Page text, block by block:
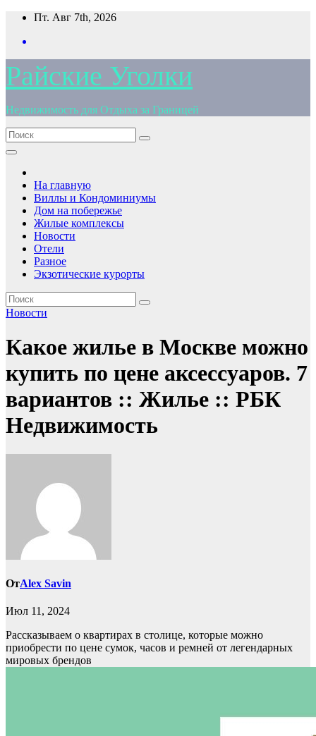
Перейти
содержимому
Пт. Авг 7th, 2026
Райские Уголки
Недвижимость для Отдыха за Границей
На главную
Виллы и Кондоминиумы
Дом на побережье
Жилые комплексы
Новости
Отели
Разное
Экзотические курорты
Новости
Какое жилье в Москве можно
купить по цене аксессуаров. 7
вариантов :: Жилье :: РБК
Недвижимость
ОтAlex Savin
Июл 11, 2024
Рассказываем о квартирах в столице, которые можно
приобрести по цене сумок, часов и ремней от легендарных
мировых брендов